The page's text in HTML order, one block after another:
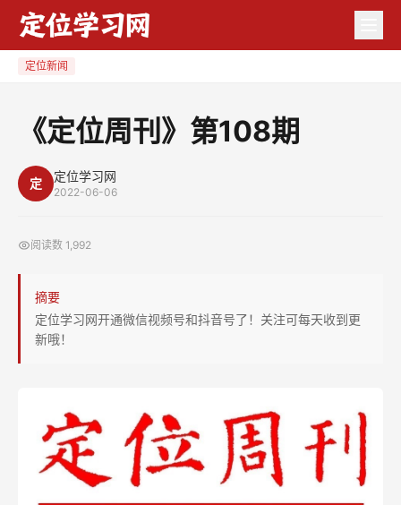
《定
定位新闻
《定位周刊》第108期
定 定位学习网
2022-06-06
阅读数 1,992
摘要
定位学习网开通微信视频号和抖音号了！关注可每天收到更
新哦！